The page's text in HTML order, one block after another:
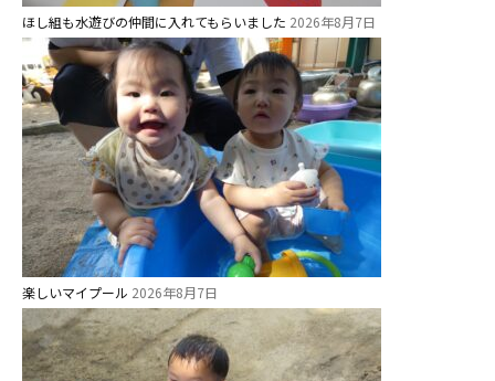
ほし組も水遊びの仲間に入れてもらいました 2026年8月7日
楽しいマイプール 2026年8月7日
年間⾏事
預かり保育［ヒラソル ]
美⽊多チコス
美⽊多チコスについて
美⽊多チコスブログ
未就園児クラス
0歳親子登園［マカロンクラス ]
1歳・2歳親子登園［マリポサクラ
ス ]